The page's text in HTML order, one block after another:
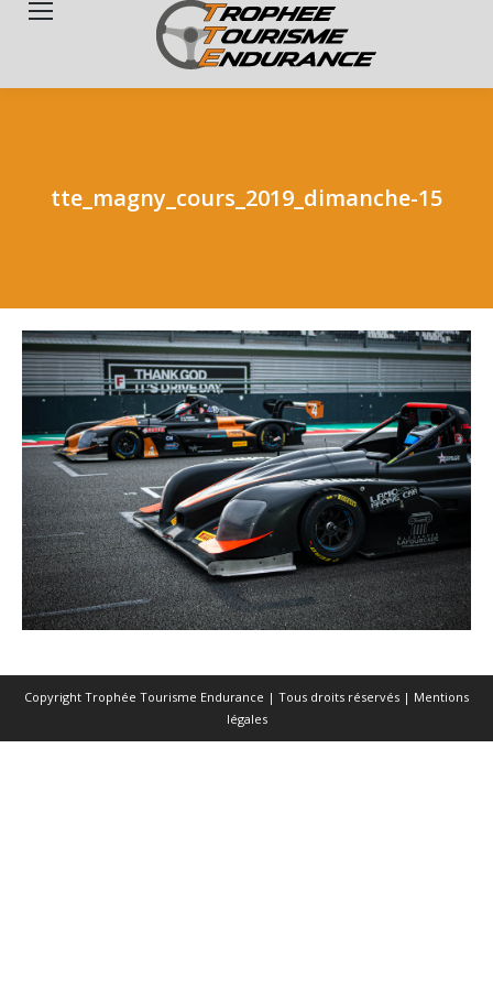
tte_magny_cours_2019_dimanche-15
Copyright Trophée Tourisme Endurance | Tous droits réservés | Mentions
légales